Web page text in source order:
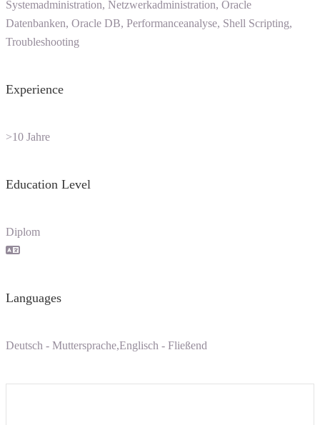
Systemadministration, Netzwerkadministration, Oracle
Datenbanken, Oracle DB, Performanceanalyse, Shell Scripting,
Troubleshooting
Experience
>10 Jahre
Education Level
Diplom
Languages
Deutsch - Muttersprache,Englisch - Fließend